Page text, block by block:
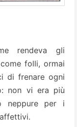
rendeva gli
folli, ormai
di frenare ogni
non vi era più
neppure per i